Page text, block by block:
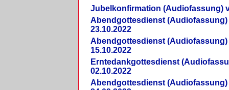
Jubelkonfirmation (Audiofassung)
Abendgottesdienst (Audiofassung)
23.10.2022
Abendgottesdienst (Audiofassung)
15.10.2022
Erntedankgottesdienst
02.10.2022
Abendgottesdienst (Audiofassung)